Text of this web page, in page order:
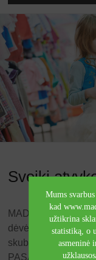
Sveiki
MADOS
dėvėti
skubančiame ir
PASAULIS padės
Mums
kad
užtikrina
statistiką, o
asmeninė